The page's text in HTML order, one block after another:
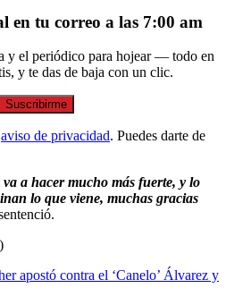
en tu correo a las 7:00 am
y el periódico para hojear — todo en
y te das de baja con un clic.
Suscribirme
aviso de privacidad. Puedes darte de
a hacer mucho más fuerte, y lo
lo que viene, muchas gracias
apostó contra el ‘Canelo’ Álvarez y